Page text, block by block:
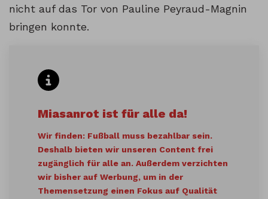
nicht auf das Tor von Pauline Peyraud-Magnin
bringen konnte.
Miasanrot ist für alle da!
Wir finden: Fußball muss bezahlbar sein.
Deshalb bieten wir unseren Content frei
zugänglich für alle an. Außerdem verzichten
wir bisher auf Werbung, um in der
Themensetzung einen Fokus auf Qualität